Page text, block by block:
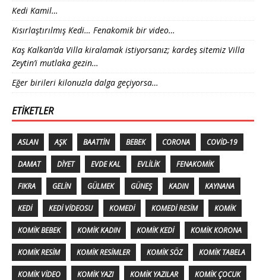
Kedi Kamil…
Kısırlaştırılmış Kedi… Fenakomik bir video…
Kaş Kalkan’da Villa kiralamak istiyorsanız; kardeş sitemiz Villa
Zeytin’i mutlaka gezin…
Eğer birileri kilonuzla dalga geçiyorsa…
ETIKETLER
ASLAN AŞK BAATTIN BEBEK CORONA COVID-19
DAMAT DIYET EVDE KAL EVLILIK FENAKOMIK
FIKRA GELIN GÜLMEK GÜNEŞ KADIN KAYNANA
KEDI KEDI VIDEOSU KOMEDI KOMEDI RESIM KOMIK
KOMIK BEBEK KOMIK KADIN KOMIK KEDI KOMIK KORONA
KOMIK RESIM KOMIK RESIMLER KOMIK SÖZ KOMIK TABELA
KOMIK VIDEO KOMIK YAZI KOMIK YAZILAR KOMIK ÇOCUK